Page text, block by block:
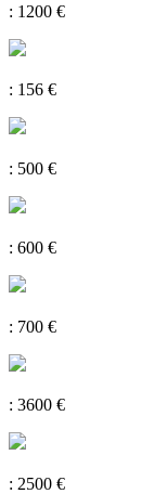
: 1200 €
: 156 €
: 500 €
: 600 €
: 700 €
: 3600 €
: 2500 €